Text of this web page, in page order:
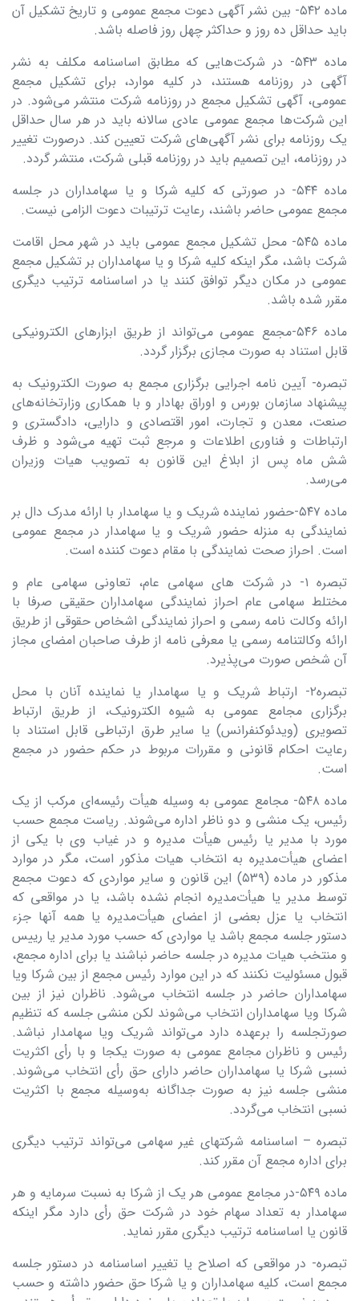
ماده ۵۴۲- بین نشر آگهی دعوت مجمع عمومی و تاریخ تشکیل آن
باید حداقل ده‌ روز و حداکثر چهل روز فاصله باشد.
ماده ۵۴۳- در شرکت‌هایی که مطابق اساسنامه مکلف به نشر
آگهی در روزنامه هستند، در کلیه موارد، برای تشکیل مجمع
عمومی، آگهی تشکیل مجمع در روزنامه شرکت منتشر می‌شود. در
این شرکت‌ها مجمع عمومی عادی سالانه باید در هر سال حداقل
یک روزنامه برای نشر آگهی‌های شرکت تعیین کند. درصورت تغییر
در روزنامه، این تصمیم باید در روزنامه قبلی شرکت، منتشر گردد.
ماده ۵۴۴- در صورتی که کلیه شرکا و یا سهامداران در جلسه
مجمع عمومی حاضر باشند، رعایت ترتیبات دعوت الزامی نیست.
ماده ۵۴۵- محل تشکیل مجمع عمومی باید در شهر محل اقامت
شرکت باشد، مگر اینکه کلیه شرکا و یا سهامداران بر تشکیل مجمع
عمومی در مکان دیگر توافق کنند یا در اساسنامه ترتیب دیگری
مقرر شده باشد.
ماده ۵۴۶-مجمع عمومی می‌تواند از طریق ابزارهای الکترونیکی
قابل استناد به صورت مجازی برگزار گردد.
تبصره- آیین نامه اجرایی برگزاری مجمع به صورت الکترونیک به
پیشنهاد سازمان بورس و اوراق بهادار و با همکاری وزارتخانه‌های
صنعت، معدن و تجارت، امور اقتصادی و دارایی، دادگستری و
ارتباطات و فناوری اطلاعات و مرجع ثبت تهیه می‌شود و ظرف
شش ماه پس از ابلاغ این قانون به تصویب هیات وزیران
می‌رسد.
ماده ۵۴۷-حضور نماینده شریک و یا سهامدار با ارائه مدرک دال بر
نمایندگی به منزله حضور شریک و یا سهامدار در مجمع عمومی
است. احراز صحت نمایندگی با مقام دعوت کننده است.
تبصره ۱- در شرکت های سهامی عام، تعاونی سهامی عام و
مختلط سهامی عام احراز نمایندگی سهامداران حقیقی صرفا با
ارائه وکالت نامه رسمی و احراز نمایندگی اشخاص حقوقی از طریق
ارائه وکالتنامه رسمی یا معرفی نامه از طرف صاحبان امضای مجاز
آن شخص صورت می‌پذیرد.
تبصره۲- ارتباط شریک و یا سهامدار یا نماینده آنان با محل
برگزاری مجامع عمومی به شیوه الکترونیک، از طریق ارتباط
تصویری (ویدئوکنفرانس) یا سایر طرق ارتباطی قابل استناد با
رعایت احکام قانونی و مقررات مربوط در حکم حضور در مجمع
است.
ماده ۵۴۸- مجامع عمومی به ‌وسیله هیأت ‌رئیسه‌ای مرکب از یک
رئیس، یک منشی و دو ناظر اداره می‌شوند. ریاست مجمع حسب
مورد با مدیر یا رئیس هیأت ‌مدیره و در غیاب وی با یکی از
اعضای هیأت‌مدیره به انتخاب هیات مذکور است، مگر در موارد
مذکور در ماده (۵۳۹) این قانون و سایر مواردی که دعوت مجمع
توسط مدیر یا هیأت‌مدیره انجام نشده باشد، یا در مواقعی که
انتخاب یا عزل بعضی از اعضای هیأت‌مدیره یا همه آنها جزء
دستور جلسه مجمع باشد یا مواردی که حسب مورد مدیر یا رییس
و منتخب هیات مدیره در جلسه حاضر نباشند یا برای اداره مجمع،
قبول مسئولیت نکنند که در این موارد رئیس مجمع از بین شرکا ویا
سهامداران حاضر در جلسه انتخاب می‌شود. ناظران نیز از بین
شرکا ویا سهامداران انتخاب می‌شوند لکن منشی جلسه که تنظیم
صورتجلسه را برعهده دارد می‌تواند شریک ویا سهامدار نباشد.
رئیس و ناظران مجامع عمومی به صورت یکجا و با رأی اکثریت
نسبی شرکا یا سهامداران حاضر دارای حق رأی انتخاب می‌شوند.
منشی جلسه نیز به صورت جداگانه به‌وسیله مجمع با اکثریت
نسبی انتخاب می‌گردد.
تبصره – اساسنامه شرکتهای غیر سهامی می‌تواند ترتیب دیگری
برای اداره مجمع آن مقرر کند.
ماده ۵۴۹-در مجامع عمومی هر یک از شرکا به نسبت سرمایه‌ و هر
سهامدار به تعداد سهام خود در شرکت حق رأی دارد مگر اینکه
قانون یا اساسنامه ترتیب دیگری مقرر نماید.
تبصره- در مواقعی که اصلاح یا تغییر اساسنامه در دستور جلسه
مجمع است، کلیه سهامداران و یا شرکا حق حضور داشته و حسب